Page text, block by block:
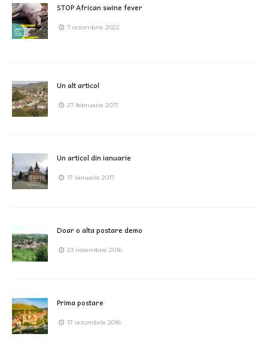
STOP African swine fever
7 octombrie 2022
Un alt articol
27 februarie 2017
Un articol din ianuarie
17 ianuarie 2017
Doar o alta postare demo
23 noiembrie 2016
Prima postare
17 octombrie 2016